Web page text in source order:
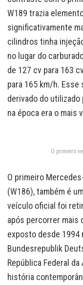
W189 trazia
significativamente
cilindros tinha
no lugar do
de 127 cv para 163
para 165 km/h. Esse
derivado do utilizado
na época era o mais
O primeiro
O primeiro
(W186), também é
veículo oficial foi
após percorrer mais
exposto desde 1994
Bundesrepublik
República Federal
história